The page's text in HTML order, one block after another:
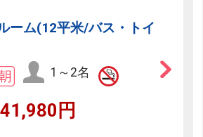
ーム(12平米/バス・トイ
1～2名
円